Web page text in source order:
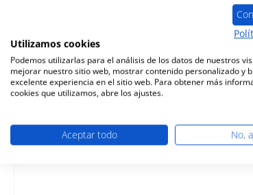
Utilizamos cookies
Podemos utilizarlas para el análisis de los datos de nuestros
mejorar nuestro sitio web, mostrar contenido personalizado y
excelente experiencia en el sitio web. Para obtener más
cookies que utilizamos, abre los ajustes.
Aceptar todo No,